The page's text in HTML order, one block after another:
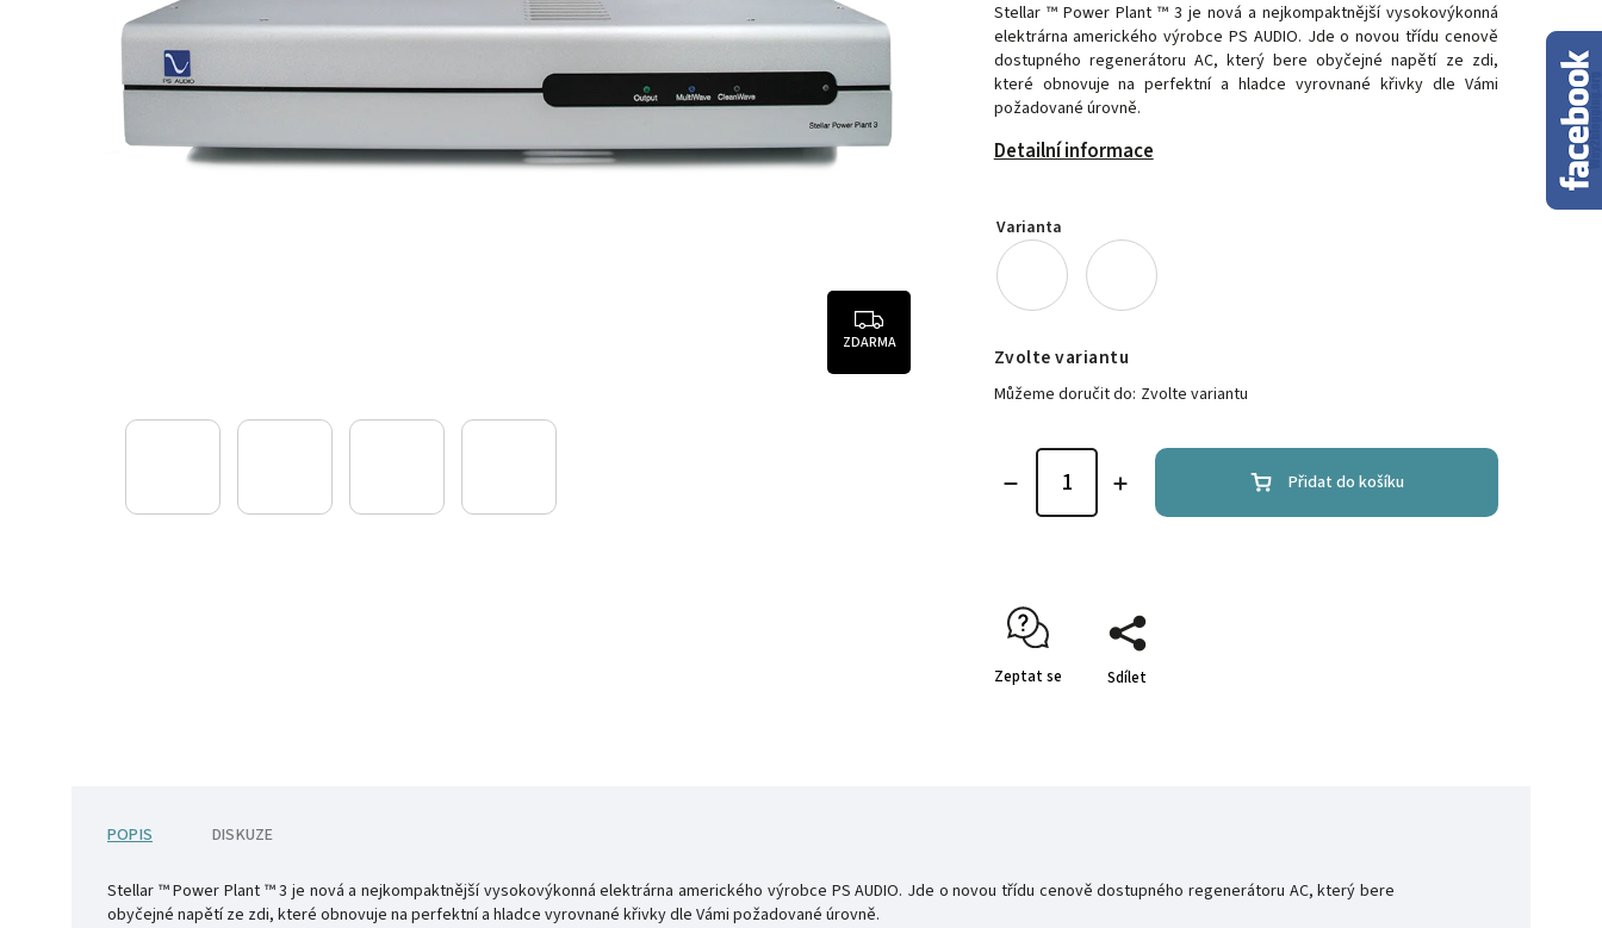
ZDARMA
Stellar ™ Power Plant ™ 3 je nová a nejkompaktnější vysokovýkonná
elektrárna amerického výrobce PS AUDIO. Jde o novou třídu cenově
dostupného regenerátoru AC, který bere obyčejné napětí ze zdi,
které obnovuje na perfektní a hladce vyrovnané křivky dle Vámi
požadované úrovně.
Detailní informace
Varianta
Zvolte variantu
Můžeme doručit do: Zvolte variantu
Přidat do košíku
Zeptat se Sdílet
POPIS DISKUZE
Stellar ™ Power Plant ™ 3 je nová a nejkompaktnější vysokovýkonná elektrárna amerického výrobce PS AUDIO. Jde o novou třídu cenově dostupného regenerátoru AC, který bere
obyčejné napětí ze zdi, které obnovuje na perfektní a hladce vyrovnané křivky dle Vámi požadované úrovně.